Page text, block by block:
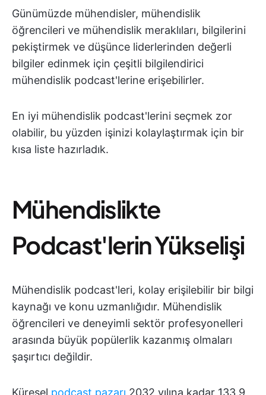
Günümüzde mühendisler, mühendislik
öğrencileri ve mühendislik meraklıları, bilgilerini
pekiştirmek ve düşünce liderlerinden değerli
bilgiler edinmek için çeşitli bilgilendirici
mühendislik podcast'lerine erişebilirler.
En iyi mühendislik podcast'lerini seçmek zor
olabilir, bu yüzden işinizi kolaylaştırmak için bir
kısa liste hazırladık.
Mühendislikte
Podcast'lerin Yükselişi
Mühendislik podcast'leri, kolay erişilebilir bir bilgi
kaynağı ve konu uzmanlığıdır. Mühendislik
öğrencileri ve deneyimli sektör profesyonelleri
arasında büyük popülerlik kazanmış olmaları
şaşırtıcı değildir.
Küresel podcast pazarı 2032 yılına kadar 133,9